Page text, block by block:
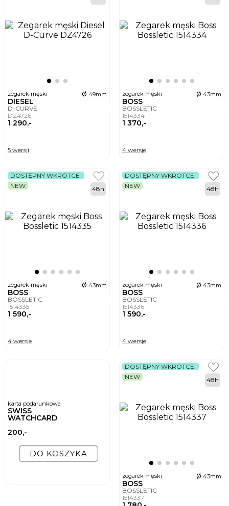
zegarek męski ø 49mm
DIESEL
D-CURVE
DZ4726
1 290,-
5 wersji
zegarek męski ø 43mm
BOSS
BOSSLETIC
1514334
1 370,-
4 wersje
zegarek męski ø 43mm
BOSS
BOSSLETIC
1514335
1 590,-
DOSTĘPNY WKRÓTCE
NEW
48h
4 wersje
zegarek męski ø 43mm
BOSS
BOSSLETIC
1514336
1 590,-
DOSTĘPNY WKRÓTCE
NEW
48h
4 wersje
karta podarunkowa
SWISS
WATCHCARD
200,-
DO KOSZYKA
zegarek męski ø 43mm
BOSS
BOSSLETIC
1514337
DOSTĘPNY WKRÓTCE
NEW
48h